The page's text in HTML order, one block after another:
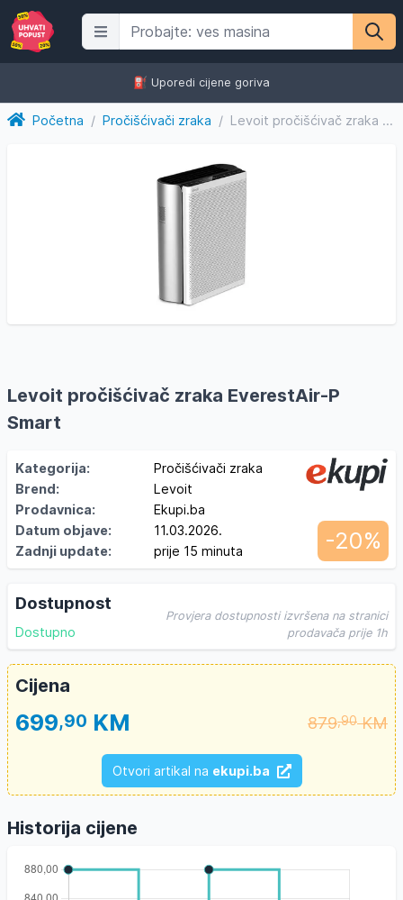
⛽️ Uporedi cijene goriva
Početna / Pročišćivači zraka / Levoit pročišćivač zraka EverestAir-P Smart
Levoit pročišćivač zraka EverestAir-P
Smart
Kategorija:
Pročišćivači zraka
Brend:
Levoit
Prodavnica:
Ekupi.ba
Datum objave:
11.03.2026.
Zadnji update:
prije 15 minuta -20%
Dostupnost
Dostupno
Provjera dostupnosti izvršena na stranici
prodavača prije 1h
Cijena
699,90 KM 879,90KM
Otvori artikal na ekupi.ba
Historija cijene